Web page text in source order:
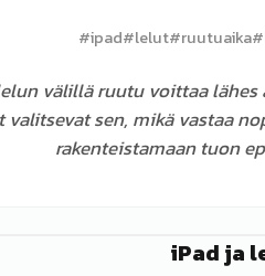
#ipad#lelut#ruutuaika#
välillä ruutu voittaa
valitsevat sen, mikä vastaa
rakenteistamaan tuon
iPad ja